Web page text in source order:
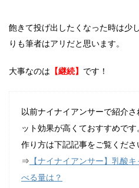
飽きて投げ出したくなった時は少
りも筆者はアリだと思います。
大事なのは 【継続】 です！
以前ナイナイアンサーで紹介さ
ット効果が高くておすすめです
作り方は下記記事をご覧くださ
⇒ 【ナイナイアンサー】乳酸
べる量は？